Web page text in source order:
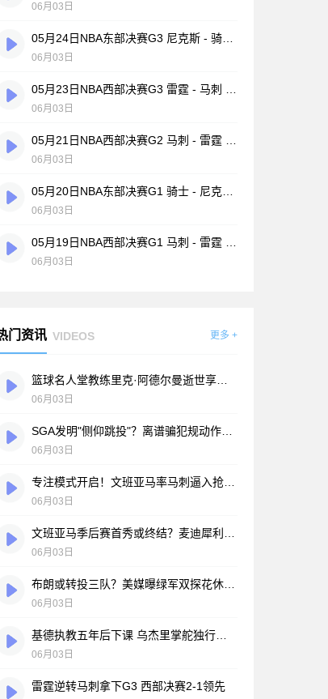
06月03日
06月03日
06月03日
06月03日
06月03日
06月03日
门资讯 VIDEOS 更多 +
06月03日
06月03日
06月03日
06月03日
06月03日
06月03日
雷霆逆转马刺拿下G3 西部决赛2-1领先